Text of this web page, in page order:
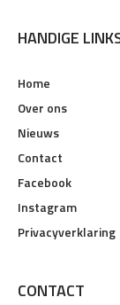
HANDIGE
Home
Over ons
Nieuws
Contact
Facebook
Instagram
Privacyverklaring
CONTACT